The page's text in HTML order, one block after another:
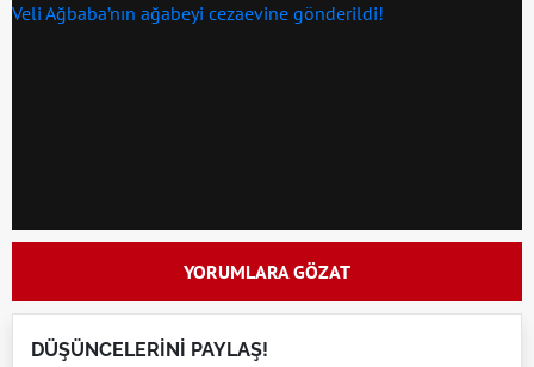
YORUMLARA GÖZAT
DÜŞÜNCELERİNİ PAYLAŞ!